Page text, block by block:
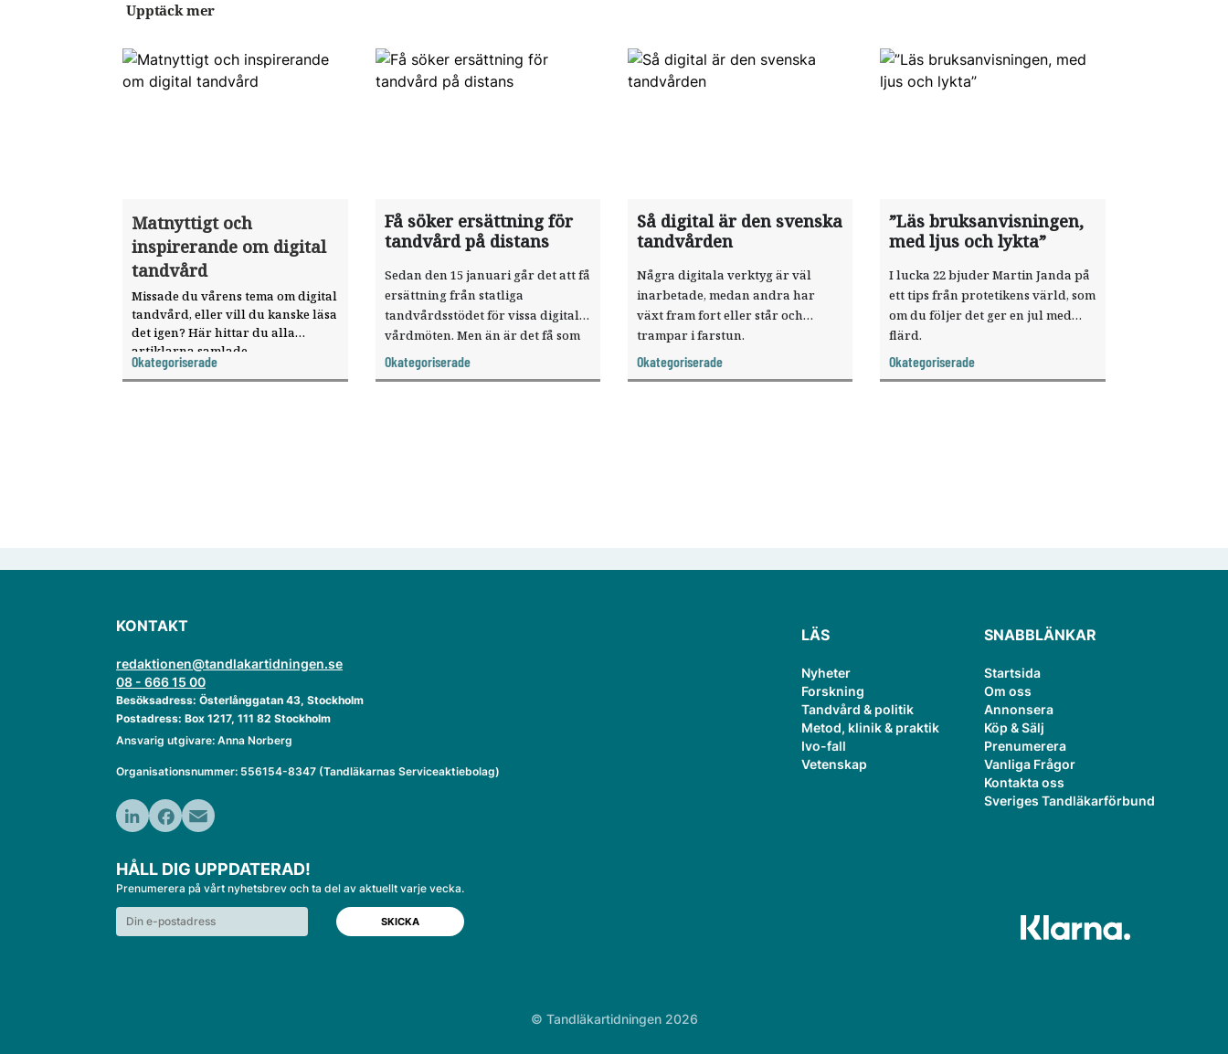
Upptäck mer
Matnyttigt och
inspirerande om digital
tandvård
Missade du vårens tema om digital
tandvård, eller vill du kanske läsa
det igen? Här hittar du alla
artiklarna samlade.
Okategoriserade
Få söker ersättning för
tandvård på distans
Sedan den 15 januari går det att få
ersättning från statliga
tandvårdsstödet för vissa digitala
vårdmöten. Men än är det få som
sökt ersättning för tandvård på
distans.
Okategoriserade
Så digital är den svenska
tandvården
Några digitala verktyg är väl
inarbetade, medan andra har
växt fram fort eller står och
trampar i farstun.
Tandläkartidningen har kartlagt
hur digital den svenska
Okategoriserade
”Läs bruksanvisningen,
med ljus och lykta”
I lucka 22 bjuder Martin Janda på
ett tips från protetikens värld, som
om du följer det ger en jul med
flärd.
Okategoriserade
KONTAKT
redaktionen@tandlakartidningen.se
08 - 666 15 00
Besöksadress: Österlånggatan 43, Stockholm
Postadress: Box 1217, 111 82 Stockholm
Ansvarig utgivare: Anna Norberg
Organisationsnummer: 556154-8347 (Tandläkarnas Serviceaktiebolag)
HÅLL DIG UPPDATERAD!
Prenumerera på vårt nyhetsbrev och ta del av aktuellt varje vecka.
LÄS
Nyheter
Forskning
Tandvård & politik
Metod, klinik & praktik
Ivo-fall
Vetenskap
SNABBLÄNKAR
Startsida
Om oss
Annonsera
Köp & Sälj
Prenumerera
Vanliga Frågor
Kontakta oss
Sveriges Tandläkarförbund
© Tandläkartidningen 2026